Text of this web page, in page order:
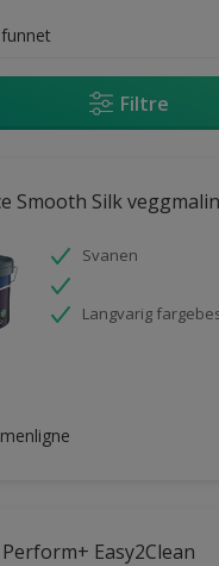
Filtre
Smooth Silk
Svanen
Langvarig
Easy2Clean